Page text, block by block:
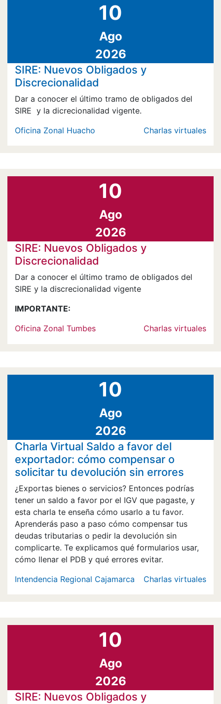
10
Ago
2026
SIRE: Nuevos Obligados y
Discrecionalidad
Dar a conocer el último tramo de obligados del
SIRE y la dicrecionalidad vigente.
Oficina Zonal Huacho
Charlas virtuales
10
Ago
2026
SIRE: Nuevos Obligados y
Discrecionalidad
Dar a conocer el último tramo de obligados del
SIRE y la discrecionalidad vigente
IMPORTANTE:
Oficina Zonal Tumbes
Charlas virtuales
10
Ago
2026
Charla Virtual Saldo a favor del
exportador: cómo compensar o
solicitar tu devolución sin errores
¿Exportas bienes o servicios? Entonces podrías
tener un saldo a favor por el IGV que pagaste, y
esta charla te enseña cómo usarlo a tu favor.
Aprenderás paso a paso cómo compensar tus
deudas tributarias o pedir la devolución sin
complicarte. Te explicamos qué formularios usar,
cómo llenar el PDB y qué errores evitar.
Intendencia Regional Cajamarca
Charlas virtuales
10
Ago
2026
SIRE: Nuevos Obligados y